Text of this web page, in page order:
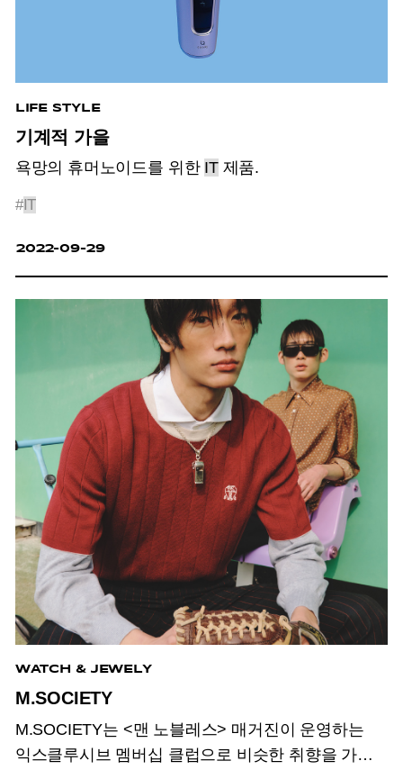
LIFE STYLE
기계적 가을
욕망의 휴머노이드를 위한 IT제품.
#IT
2022-09-29
WATCH & JEWELY
M.SOCIETY
M.SOCIETY는 <맨 노블레스> 매거진이 운영하는
익스클루시브 멤버십 클럽으로 비슷한 취향을 가진